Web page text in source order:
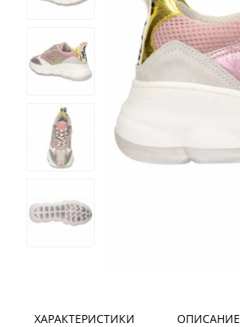
ХАРАКТЕРИСТИКИ ОПИСАНИЕ